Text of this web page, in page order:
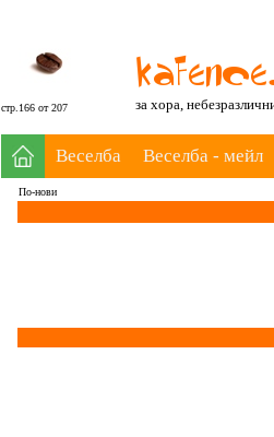
стр.166 от 207 за хора,
Веселба Веселба - мейл
По-нови